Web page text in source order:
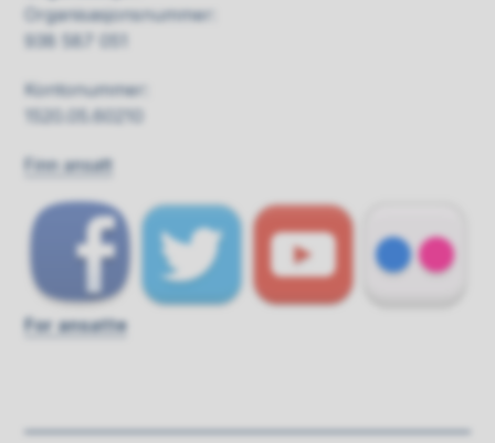
Organisasjonsnummer:
938 587 051
Kontonummer:
1520.05.60210
Finn ansatt
For ansatte